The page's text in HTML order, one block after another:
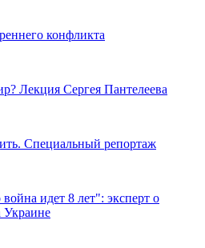
конфликта
Лекция Сергея Пантелеева
Специальный репортаж
идет 8 лет": эксперт о
Украине